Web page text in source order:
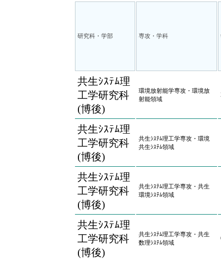
研究科・学部 専攻・学科
共生ｼｽﾃﾑ理
工学研究科
(博後)
環境放射能学専攻・環境放
射能領域
共生ｼｽﾃﾑ理
工学研究科
(博後)
共生ｼｽﾃﾑ理工学専攻・環境
共生ｼｽﾃﾑ領域
共生ｼｽﾃﾑ理
工学研究科
(博後)
共生ｼｽﾃﾑ理工学専攻・共生
環境ｼｽﾃﾑ領域
共生ｼｽﾃﾑ理
工学研究科
(博後)
共生ｼｽﾃﾑ理工学専攻・共生
数理ｼｽﾃﾑ領域